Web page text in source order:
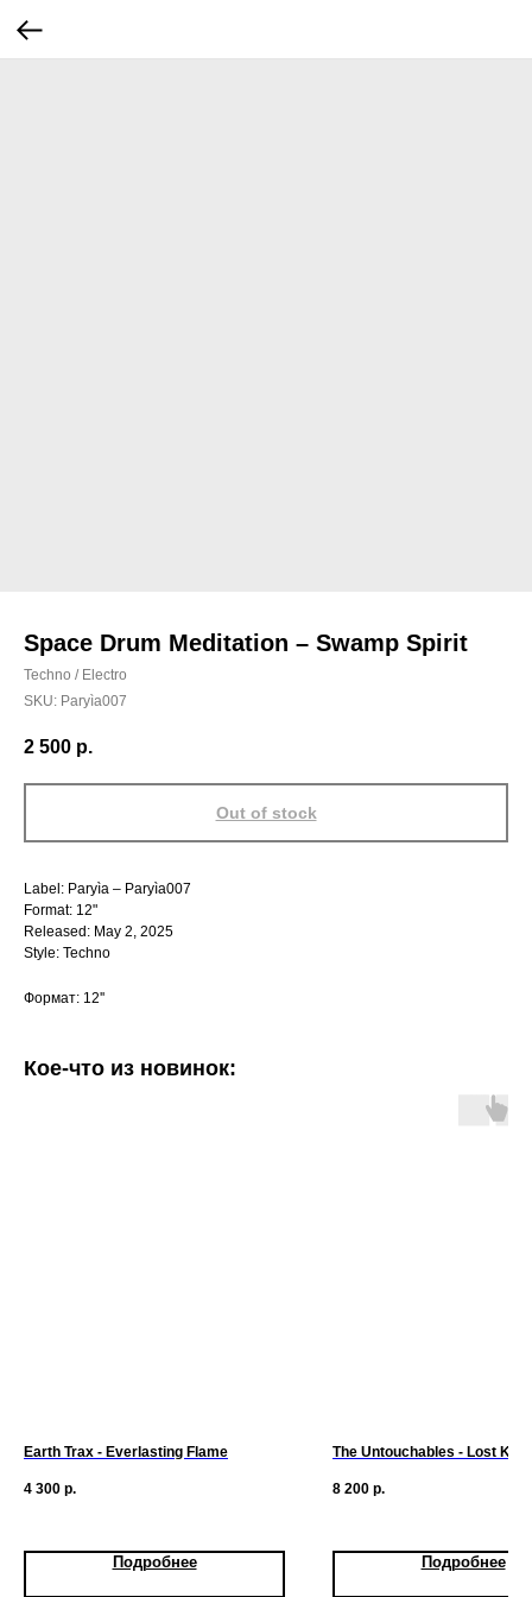
Space Drum Meditation – Swamp Spirit
Techno / Electro
SKU: Paryìa007
2 500 р.
Out of stock
Label: Paryìa – Paryìa007
Format: 12"
Released: May 2, 2025
Style: Techno
Формат: 12''
Кое-что из новинок:
Earth Trax - Everlasting Flame
4 300 р.
Подробнее
The Untouchables - Lost
8 200 р.
Подробнее